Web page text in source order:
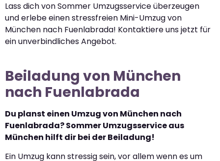
Lass dich von Sommer Umzugsservice überzeugen
und erlebe einen stressfreien Mini-Umzug von
München nach Fuenlabrada! Kontaktiere uns jetzt für
ein unverbindliches Angebot.
Beiladung von München
nach Fuenlabrada
Du planst einen Umzug von München nach
Fuenlabrada? Sommer Umzugsservice aus
München hilft dir bei der Beiladung!
Ein Umzug kann stressig sein, vor allem wenn es um